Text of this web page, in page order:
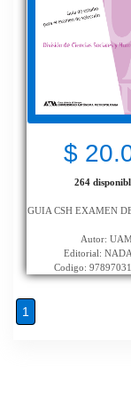
$
264
GUIA CSH EXAMEN
Autor:
Editorial:
Codigo:
1